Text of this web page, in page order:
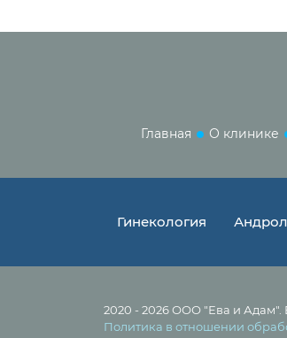
Главная О клинике
Гинекология
2020 - 2026 ООО "Ева и
Политика в отношении